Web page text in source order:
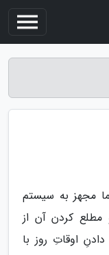
مجهز به سیستم
مطلع کردن آن از
اوقاتِ روز با